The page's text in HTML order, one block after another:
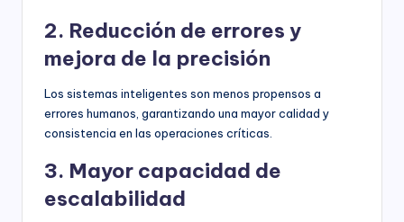
2. Reducción de errores y
mejora de la precisión
Los sistemas inteligentes son menos propensos a
errores humanos, garantizando una mayor calidad y
consistencia en las operaciones críticas.
3. Mayor capacidad de
escalabilidad